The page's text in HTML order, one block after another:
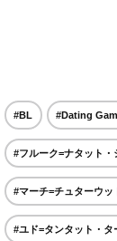
#BL #Dating
#フルーク=ナタット・
#マーチ=チュターウ
#ユド=タンタット・タ